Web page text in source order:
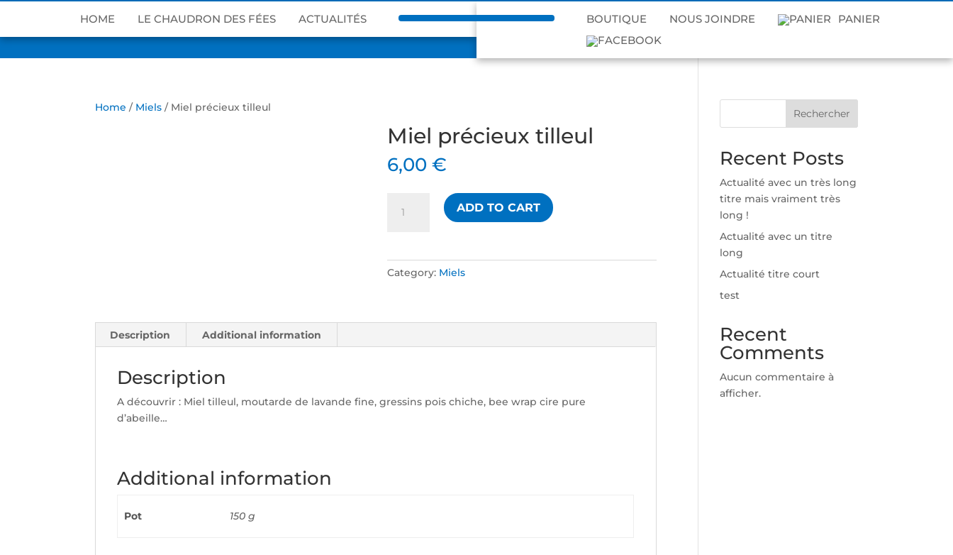
HOME LE CHAUDRON DES FÉES ACTUALITÉS BOUTIQUE NOUS JOINDRE PANIER
Home / Miels / Miel précieux tilleul
Miel précieux tilleul
6,00€
précieux
ADD TO CART
Category: Miels
Description Additional information
Description
A découvrir : Miel tilleul, moutarde de lavande fine, gressins pois chiche, bee wrap cire pure
d’abeille…
Additional information
Pot 150 g
Rechercher
Recent Posts
Actualité avec un très long
titre mais vraiment très
long !
Actualité avec un titre
long
Actualité titre court
test
Recent
Comments
Aucun commentaire à
afficher.